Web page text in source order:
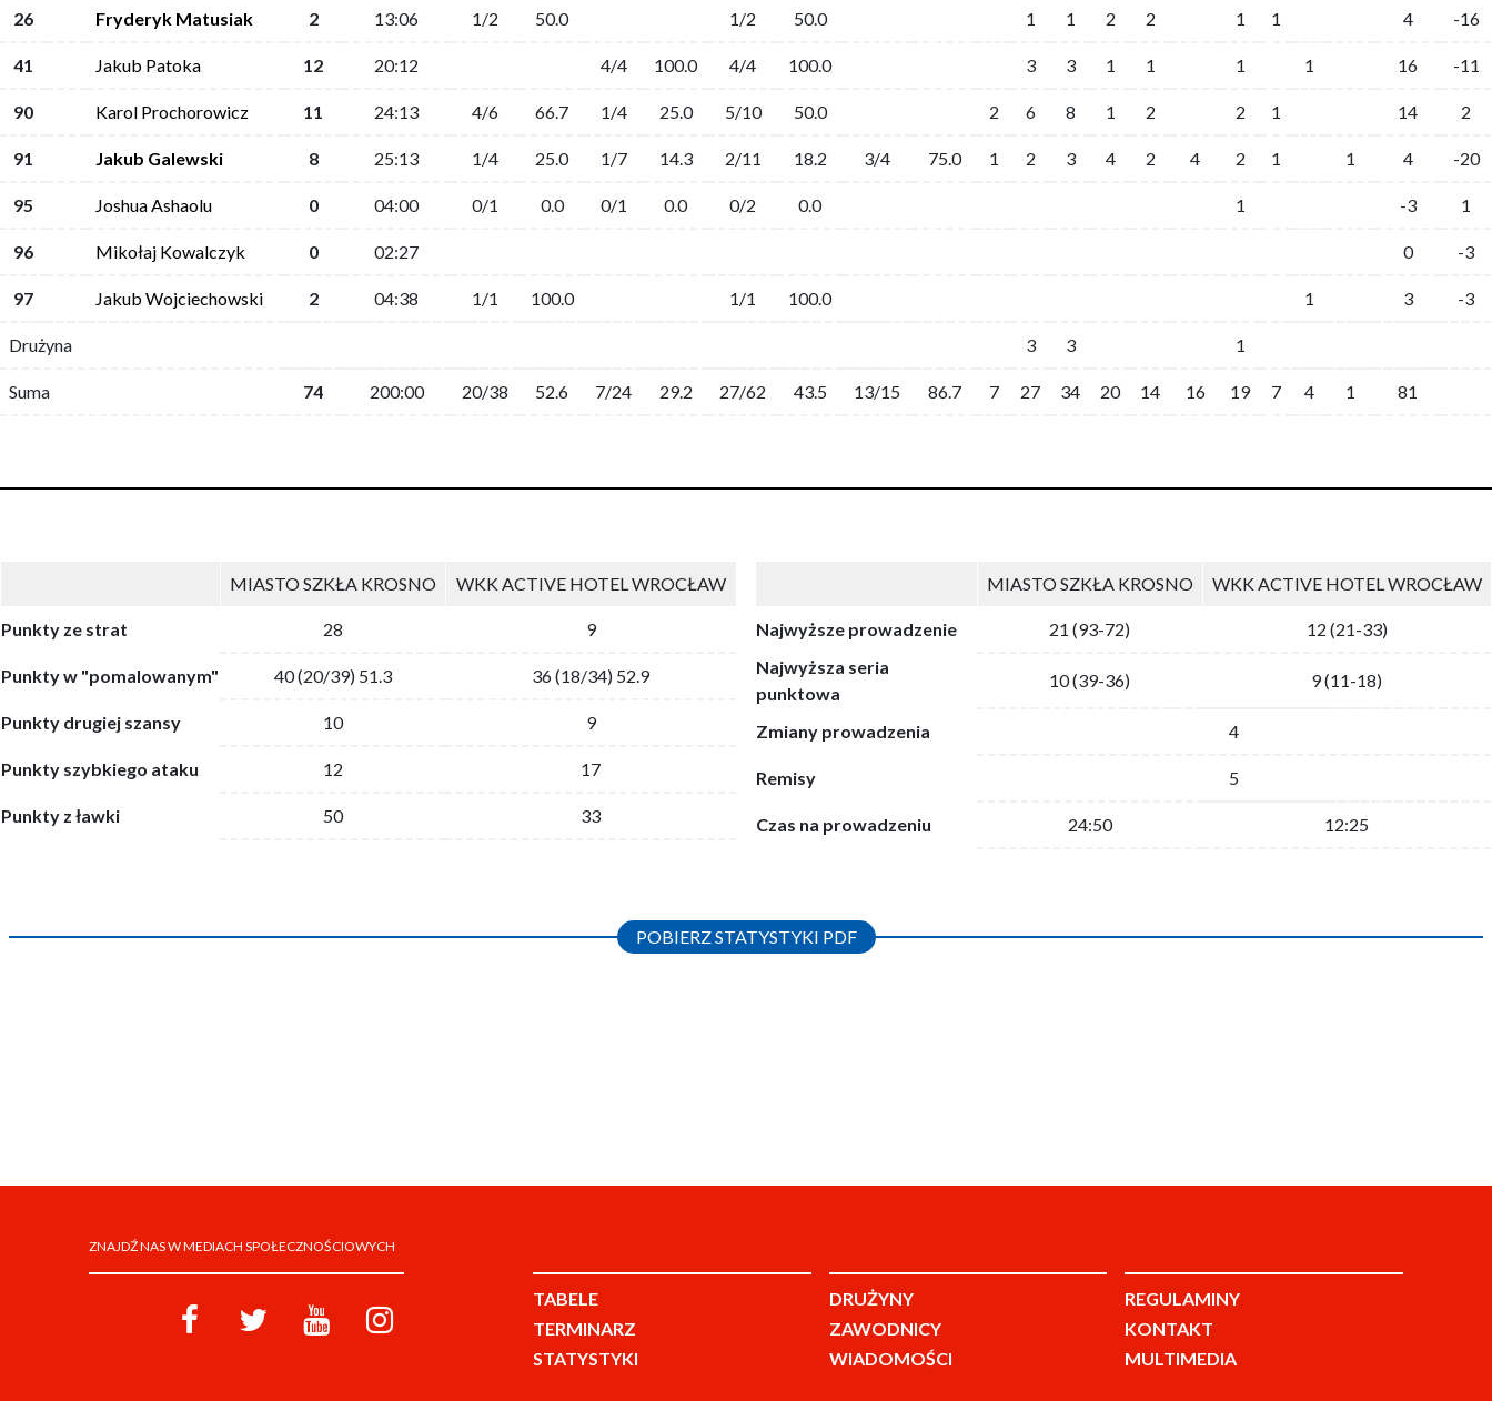
26 Fryderyk Matusiak 2 13:06 1/2 50.0 1/2 50.0 1 1 2 2 1 1 4 -16
41 Jakub Patoka 12 20:12 4/4 100.0 4/4 100.0 3 3 1 1 1 1 16 -11
90 Karol Prochorowicz 11 24:13 4/6 66.7 1/4 25.0 5/10 50.0 2 6 8 1 2 2 1 14 2
91 Jakub Galewski 8 25:13 1/4 25.0 1/7 14.3 2/11 18.2 3/4 75.0 1 2 3 4 2 4 2 1 1 4 -20
95 Joshua Ashaolu 0 04:00 0/1 0.0 0/1 0.0 0/2 0.0 1 -3 1
96 Mikołaj Kowalczyk 0 02:27 0 -3
97 Jakub Wojciechowski 2 04:38 1/1 100.0 1/1 100.0 1 3 -3
Drużyna 3 3 1
Suma 74 200:00 20/38 52.6 7/24 29.2 27/62 43.5 13/15 86.7 7 27 34 20 14 16 19 7 4 1 81
MIASTO SZKŁA KROSNO WKK ACTIVE HOTEL WROCŁAW
Punkty ze strat 28 9
Punkty w "pomalowanym" 40 (20/39) 51.3 36 (18/34) 52.9
Punkty drugiej szansy 10 9
Punkty szybkiego ataku 12 17
Punkty z ławki 50 33
MIASTO SZKŁA KROSNO WKK ACTIVE HOTEL WROCŁAW
Najwyższe prowadzenie 21 (93-72)
12 (21-33)
Najwyższa seria
punktowa
10 (39-36) 9 (11-18)
Zmiany prowadzenia 4
Remisy 5
Czas na prowadzeniu 24:50 12:25
POBIERZ STATYSTYKI PDF
ZNAJDŹ NAS W MEDIACH SPOŁECZNOŚCIOWYCH
TABELE
TERMINARZ
STATYSTYKI
DRUŻYNY
ZAWODNICY
WIADOMOŚCI
REGULAMINY
KONTAKT
MULTIMEDIA